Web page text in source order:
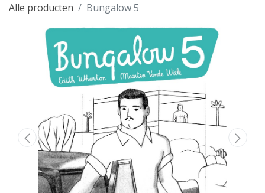
Alle producten Bungalow 5